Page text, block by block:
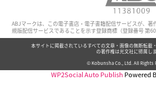
ABJマークは、この電子書店・電子書籍配信サービスが、
規版配信サービスであることを示す登録商標（登録番号 第
本サイトに掲載されているすべての文章・画像の無断転載
の著作権は光文社に帰属しま
© Kobunsha Co., Ltd. All Rights
WP2Social Auto Publish Powered